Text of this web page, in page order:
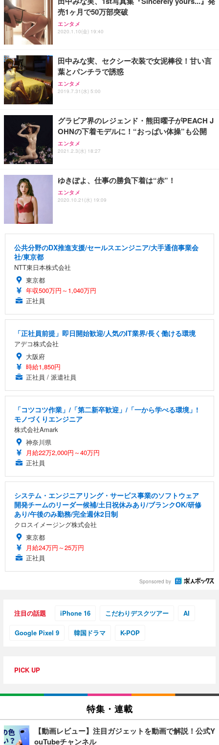
売1ヶ月で50万部突破
エンタメ
2020.1.10(金) 19:40
田中みな実、セクシー衣装で女泥棒役！甘い言
葉とパンチラで誘惑
エンタメ
2019.7.31(水) 5:00
グラビア界のレジェンド・熊田曜子がPEACH J
OHNの下着モデルに！“おっぱい体操”も公開
エンタメ
2021.2.3(水) 18:27
ゆきぽよ、仕事の勝負下着は“赤”！
エンタメ
2020.10.21(水) 19:09
公共分野のDX推進支援/セールスエンジニア/大手通信事業会
社/東京都
NTT東日本株式会社
東京都
年収500万円～1,040万円
正社員
「正社員前提」即日開始歓迎/人気のIT業界/長く働ける環境
アデコ株式会社
大阪府
時給1,850円
正社員 / 派遣社員
「コツコツ作業」/「第二新卒歓迎」/「一から学べる環境」!
モノづくりエンジニア
株式会社Amark
神奈川県
月給22万2,000円～40万円
正社員
システム・エンジニアリング・サービス事業のソフトウェア
開発チームのリーダー候補/土日祝休みあり/ブランクOK/研修
あり/午後のみ勤務/完全週休2日制
クロスイメージング株式会社
東京都
月給24万円～25万円
正社員
Sponsored by
注目の話題 iPhone 16 こだわりデスクツアー AI
Google Pixel 9 韓国ドラマ K-POP
PICK UP
特集・連載
【動画レビュー】注目ガジェットを動画で解説！公式Y
ouTubeチャンネル